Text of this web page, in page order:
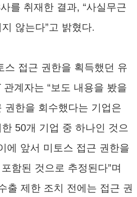
를 취재한 결과, “사실무근
않는다”고 밝혔다.
스 접근 권한을 획득했던 유
계자는 “보도 내용을 봤을
권한을 회수했다는 기업은
50개 기업 중 하나인 것으
에 앞서 미토스 접근 권한을
함된 것으로 추정된다”며
출 제한 조치 전에는 접근 권